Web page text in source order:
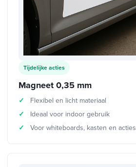
Tijdelijke acties
Magneet 0,35 mm
Flexibel en licht materiaal
Ideaal voor indoor gebruik
Voor whiteboards, kasten en acties